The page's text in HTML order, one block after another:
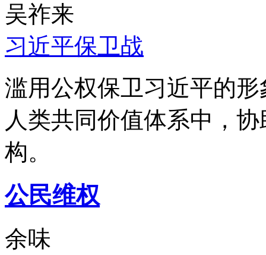
吴祚来
习近平保卫战
滥用公权保卫习近平的
人类共同价值体系中，
构。
公民维权
余味